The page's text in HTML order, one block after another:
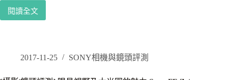
閱讀全文
[攝
評
2017-11-25 SONY相機與鏡頭評測